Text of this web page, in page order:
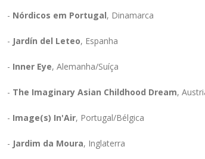
- Nórdicos em Portugal, Dinamarca
- Jardín del Leteo, Espanha
- Inner Eye, Alemanha/Suíça
- The Imaginary Asian Childhood Dream,
- Image(s) In'Air, Portugal/Bélgica
- Jardim da Moura, Inglaterra